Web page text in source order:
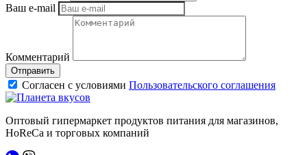
Ваш e-mail
Комментарий
Отправить
Согласен с условиями Пользовательского соглашения
Оптовый гипермаркет продуктов питания для магазинов,
HoReCa и торговых компаний